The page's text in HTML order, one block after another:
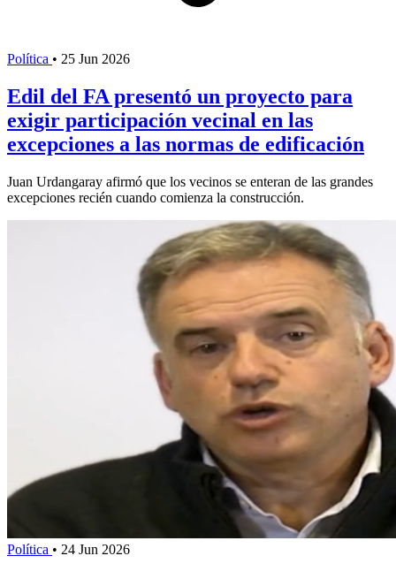
Política • 25 Jun 2026
Edil del FA presentó un proyecto para
exigir participación vecinal en las
excepciones a las normas de edificación
Juan Urdangaray afirmó que los vecinos se enteran de las grandes
excepciones recién cuando comienza la construcción.
Política • 24 Jun 2026